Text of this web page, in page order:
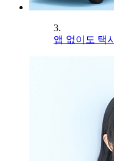
3.
앱 없이도 택